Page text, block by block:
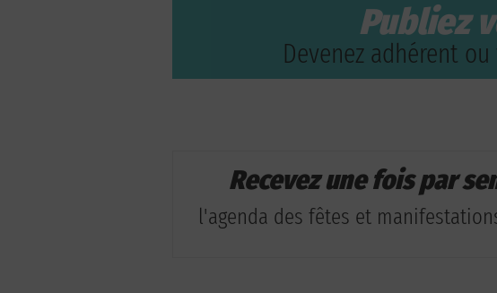
Publiez
Devenez adhérent
Recevez une fois par
l'agenda des fêtes et